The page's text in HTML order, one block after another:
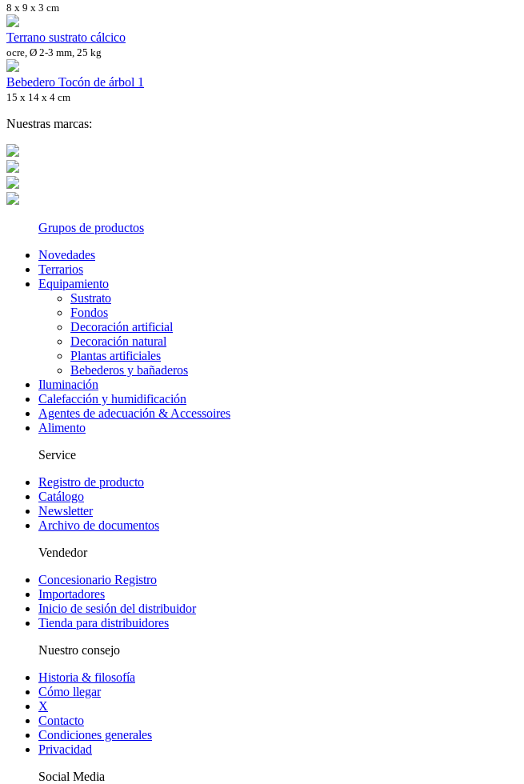
8 x 9 x 3 cm
Terrano sustrato cálcico
ocre, Ø 2-3 mm, 25 kg
Bebedero Tocón de árbol 1
15 x 14 x 4 cm
Nuestras marcas:
Grupos de productos
Novedades
Terrarios
Equipamiento
Sustrato
Fondos
Decoración artificial
Decoración natural
Plantas artificiales
Bebederos y bañaderos
Iluminación
Calefacción y humidificación
Agentes de adecuación & Accessoires
Alimento
Service
Registro de producto
Catálogo
Newsletter
Archivo de documentos
Vendedor
Concesionario Registro
Importadores
Inicio de sesión del distribuidor
Tienda para distribuidores
Nuestro consejo
Historia & filosofía
Cómo llegar
X
Contacto
Condiciones generales
Privacidad
Social Media